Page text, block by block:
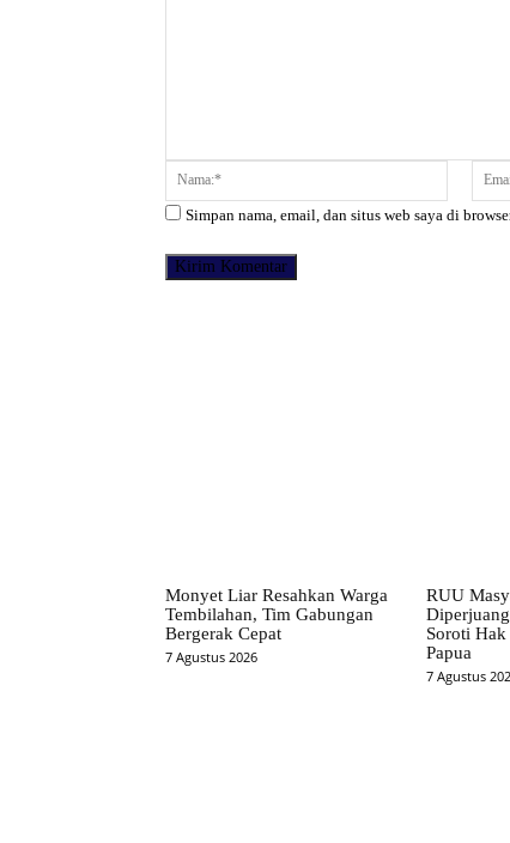
Komentar: Nama:*
Simpan nama, email, dan situs web saya di
Monyet Liar Resahkan Warga
Tembilahan, Tim Gabungan
Bergerak Cepat
7 Agustus 2026
RUU
Soroti
Papua
7 Agustus